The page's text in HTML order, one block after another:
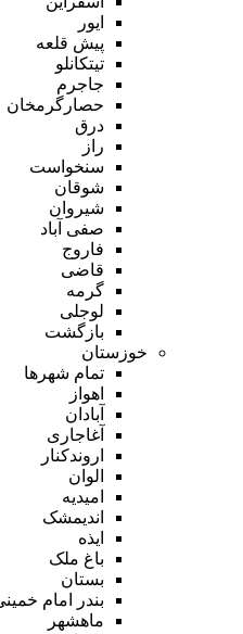
ایور
پیش قلعه
تیتکانلو
جاجرم
حصارگرمخان
درق
راز
سنخواست
شوقان
شیروان
صفی آباد
فاروج
قاضی
گرمه
لوجلی
بازگشت
خوزستان
تمام شهر‌ها
اهواز
آبادان
آغاجاری
اروندکنار
الوان
امیدیه
اندیمشک
ایذه
باغ ملک
بستان
بندر امام خمینی
ماهشهر